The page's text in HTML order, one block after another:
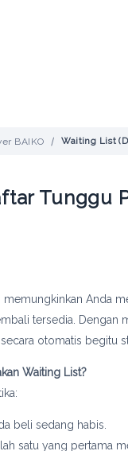
BAIKO
Tunggu
Anda
tersedia. Dengan
otomatis begitu
Waiting List?
beli sedang habis.
satu yang pertama